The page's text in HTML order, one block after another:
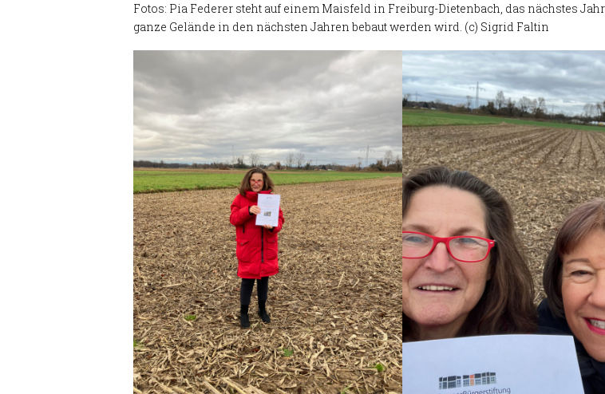
Fotos: Pia Federer steht auf einem Maisfeld in Freiburg-Dietenbach, das nächstes
ganze Gelände in den nächsten Jahren bebaut werden wird. (c) Sigrid Faltin